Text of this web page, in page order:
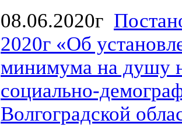
08.06.2020г
2020г «Об
минимума на душу
социально-
Волгоградской